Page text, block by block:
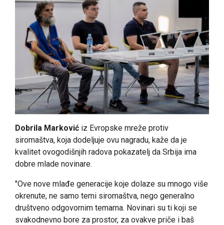
Dobrila Marković iz Evropske mreže protiv
siromaštva, koja dodeljuje ovu nagradu, kaže da je
kvalitet ovogodišnjih radova pokazatelj da Srbija ima
dobre mlade novinare.
"Ove nove mlađe generacije koje dolaze su mnogo više
okrenute, ne samo temi siromaštva, nego generalno
društveno odgovornim temama. Novinari su ti koji se
svakodnevno bore za prostor, za ovakve priče i baš